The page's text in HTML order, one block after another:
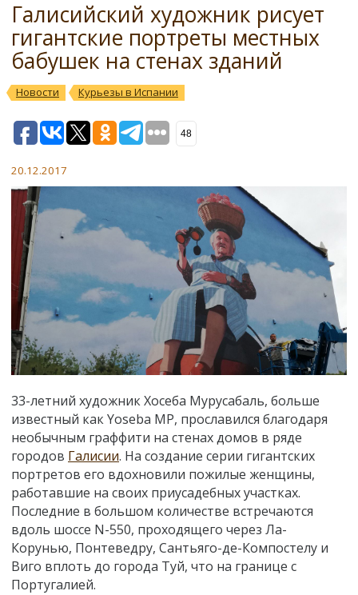
Галисийский художник рисует
гигантские портреты местных
бабушек на стенах зданий
Новости Курьезы в Испании
48
20.12.2017
33-летний художник Хосеба Мурусабаль, больше
известный как Yoseba MP, прославился благодаря
необычным граффити на стенах домов в ряде
городов Галисии. На создание серии гигантских
портретов его вдохновили пожилые женщины,
работавшие на своих приусадебных участках.
Последние в большом количестве встречаются
вдоль шоссе N-550, проходящего через Ла-
Корунью, Понтеведру, Сантьяго-де-Компостелу и
Виго вплоть до города Туй, что на границе с
Португалией.